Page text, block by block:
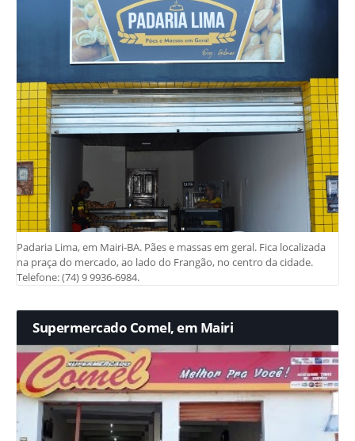
Padaria Lima, em Mairi-BA. Pães e massas em geral. Fica localizada
na praça do mercado, ao lado do Frangão, no centro da cidade.
Telefone: (74) 9 9936-6984.
Supermercado Comel, em Mairi